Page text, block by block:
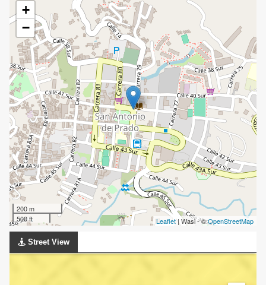
+
−
200 m
500 ft
Leaflet| Wasi - ©OpenStreetMap
Street View